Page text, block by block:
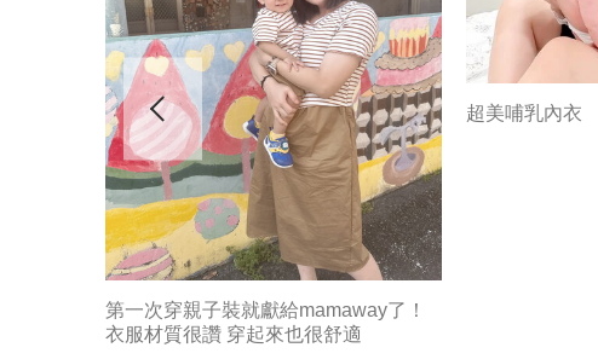
第一次穿親子裝就獻給mamaway了！
衣服材質很讚 穿起來也很舒適
超美哺乳內衣